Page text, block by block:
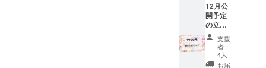
12月公
開予定
の立ち
絵を先
行公開
最古参
デザイ
支援
者：
4人
お届